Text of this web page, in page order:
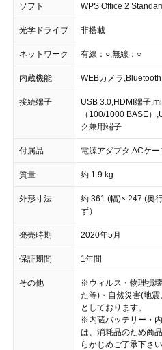
ソフト WPS Office 2
光学ドライブ 非搭載
ネットワーク 有線：○,無線：○
内蔵機能 WEBカメラ
接続端子
USB 3.0,HDMI端子
（100/1000 BASE）
ク兼用端子
付属品 電源アダプタ,ACケー
質量 約 1.9 kg
外形寸法
約 361 (幅)× 247 (奥
ず）
発売時期 2020年5月
保証期間 1年間
その他
※ウィルス・物理損
た等)・自然災害(地
としております。
※内蔵バッテリー・
は、消耗品のため商
らかじめご了承下さい